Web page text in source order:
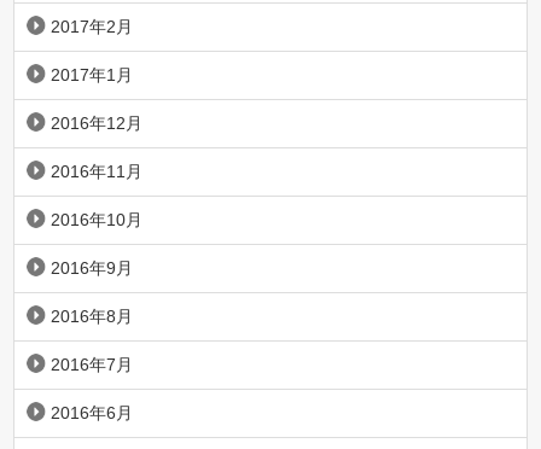
2017年2月
2017年1月
2016年12月
2016年11月
2016年10月
2016年9月
2016年8月
2016年7月
2016年6月